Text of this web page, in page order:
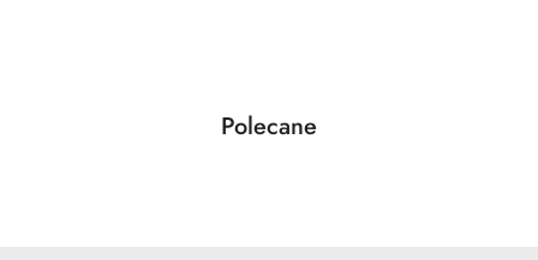
Pomiń karuzelę produktów
Produkty
Polecane